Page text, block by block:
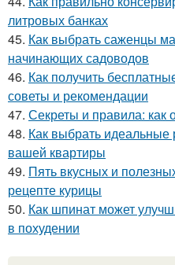
литровых банках
45. Как выбрать саженцы
начинающих садоводов
46. Как получить
советы и рекомендации
47. Секреты и правила: как
48. Как выбрать
вашей квартиры
49. Пять вкусных и
рецепте курицы
50. Как шпинат может
в похудении